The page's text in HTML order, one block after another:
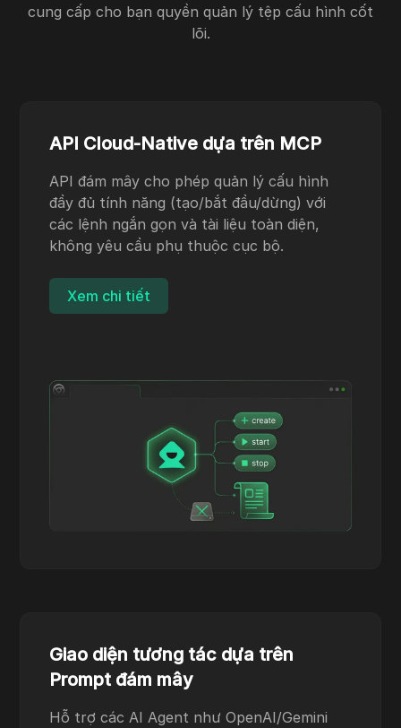
cung cấp cho bạn quyền quản lý tệp cấu hình cốt
lõi.
API Cloud-Native dựa trên MCP
API đám mây cho phép quản lý cấu hình
đầy đủ tính năng (tạo/bắt đầu/dừng) với
các lệnh ngắn gọn và tài liệu toàn diện,
không yêu cầu phụ thuộc cục bộ.
Xem chi tiết
Giao diện tương tác dựa trên
Prompt đám mây
Hỗ trợ các AI Agent như OpenAI/Gemini